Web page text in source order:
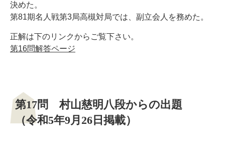
決めた。
第81期名人戦第3局高槻対局では、副立会人を務めた。
正解は下のリンクからご覧下さい。
第16問解答ページ
第17問 村山慈明八段からの出題
（令和5年9月26日掲載）